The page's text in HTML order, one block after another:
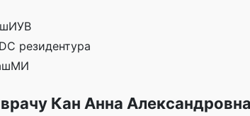
резидентура
Кан Анна Александровна